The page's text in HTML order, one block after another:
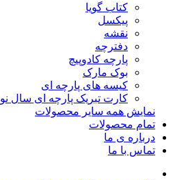
کتاب گویا
پیکسل
نقشه
دفترچه
پارچه کادوپیچ
بوک مارک
کیسه های پارچه ای
کارت تبریک پارچه ای سال نو
نمایش همه سایر محصولات
تمام محصولات
درباره ی ما
تماس با ما